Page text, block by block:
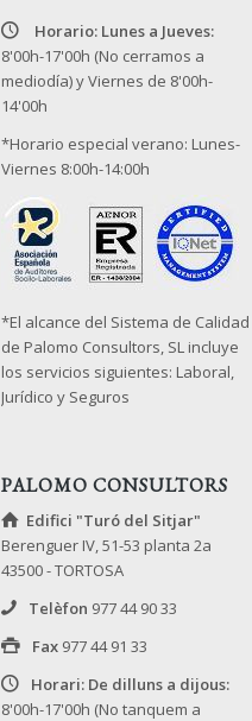
Horario: Lunes a Jueves:
8'00h-17'00h (No cerramos a
mediodía) y Viernes de 8'00h-
14'00h
*Horario especial verano: Lunes-
Viernes 8:00h-14:00h
*El alcance del Sistema de Calidad
de Palomo Consultors, SL incluye
los servicios siguientes: Laboral,
Jurídico y Seguros
PALOMO CONSULTORS
Edifici "Turó del Sitjar"
Berenguer IV, 51-53 planta 2a
43500 - TORTOSA
Telèfon 977 44 90 33
Fax977 44 91 33
Horari: De dilluns a dijous:
8'00h-17'00h (No tanquem a